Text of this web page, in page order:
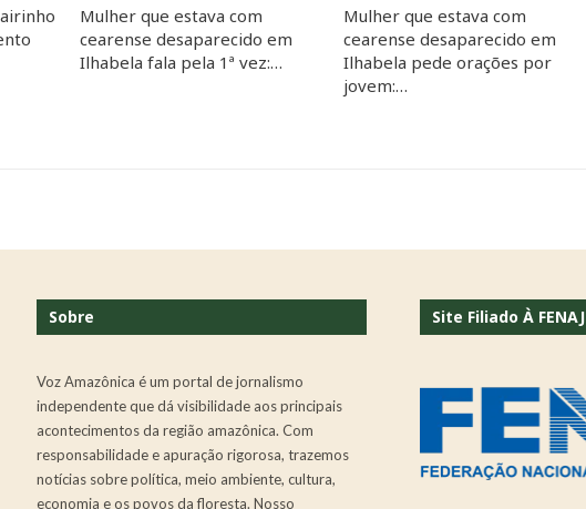
Mulher que estava com
cearense desaparecido em
Ilhabela fala pela 1ª vez:…
Mulher que estava com
cearense desaparecido em
Ilhabela pede orações por
jovem:…
Sobre
Voz Amazônica é um portal de jornalismo
independente que dá visibilidade aos principais
acontecimentos da região amazônica. Com
responsabilidade e apuração rigorosa, trazemos
notícias sobre política, meio ambiente, cultura,
economia e os povos da floresta. Nosso
Site Filiado À FENAJ